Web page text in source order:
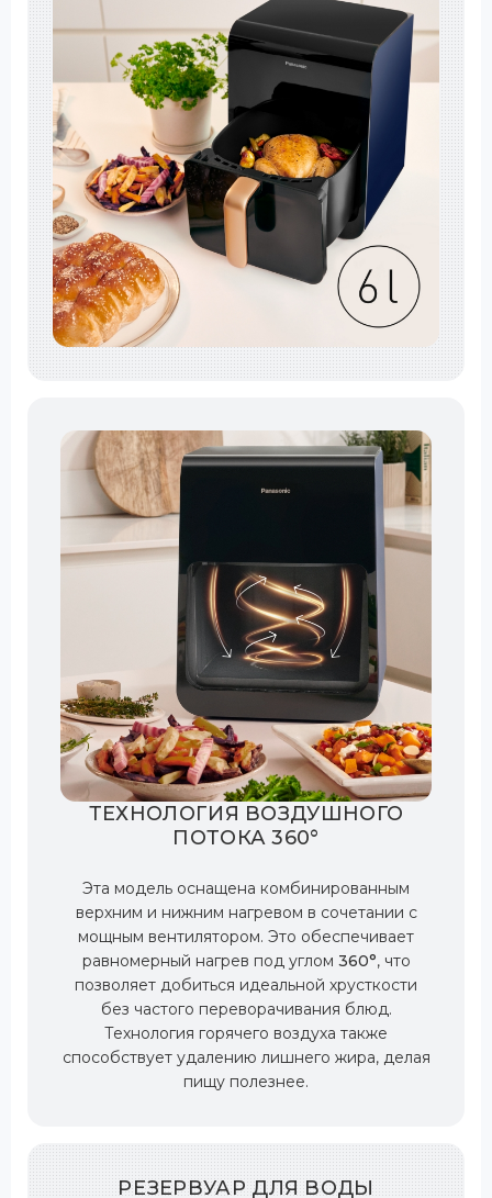
ТЕХНОЛОГИЯ ВОЗДУШНОГО
ПОТОКА 360°
Эта модель оснащена комбинированным
верхним и нижним нагревом в сочетании с
мощным вентилятором. Это обеспечивает
равномерный нагрев под углом 360°, что
позволяет добиться идеальной хрусткости
без частого переворачивания блюд.
Технология горячего воздуха также
способствует удалению лишнего жира, делая
пищу полезнее.
РЕЗЕРВУАР ДЛЯ ВОДЫ